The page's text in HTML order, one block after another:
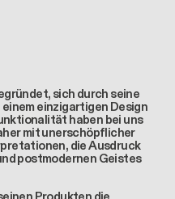
sich durch seine
einzigartigen Design
haben bei uns
mit unerschöpflicher
die Ausdruck
postmodernen Geistes